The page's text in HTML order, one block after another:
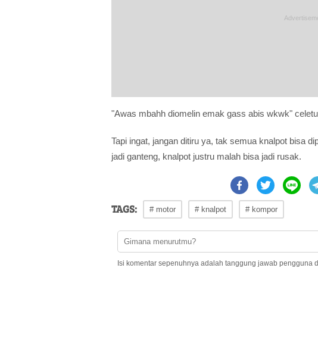
"Awas mbahh diomelin emak gass abis wkwk"
Tapi ingat, jangan ditiru ya, tak semua knalpot bisa
jadi ganteng, knalpot justru malah bisa jadi rusak.
TAGS: # motor # knalpot # kompor
Isi komentar sepenuhnya adalah tanggung jawab pengguna